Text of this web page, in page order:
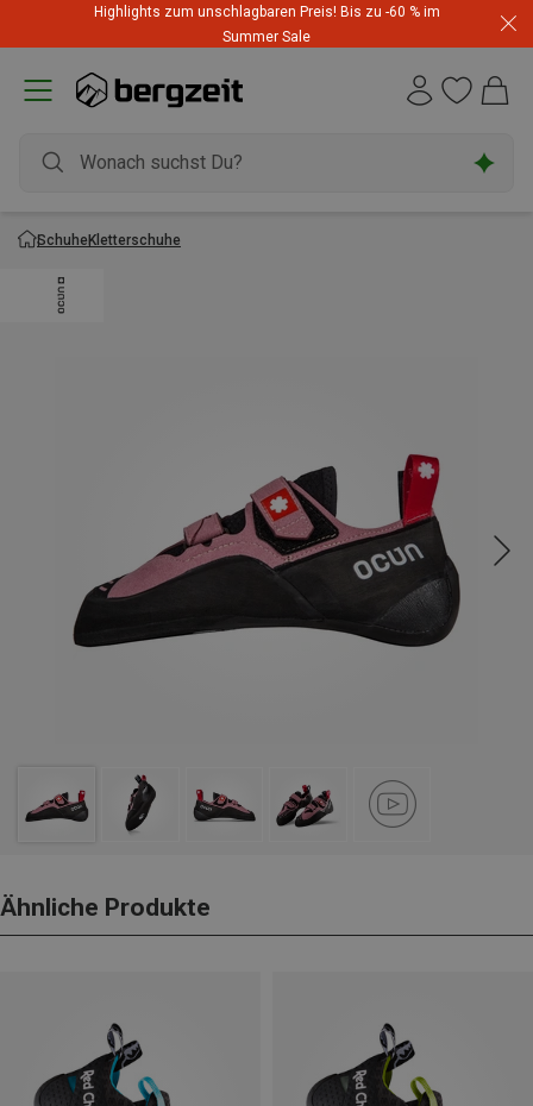
Highlights zum unschlagbaren Preis! Bis zu -60 % im
Summer Sale
SchuheKletterschuhe
Ähnliche Produkte